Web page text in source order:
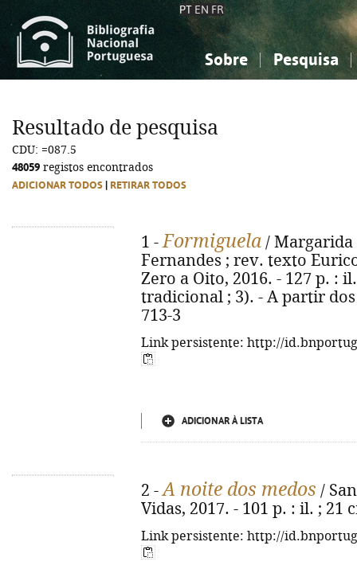
PT EN FR
Sobre Pesquisa
Ciências sociais...
Ciências sociais...
Resultado de pesquisa
CDU: =087.5
48059 registos encontrados
ADICIONAR TODOS RETIRAR TODOS
1 -Formiguela / Margarida
Fernandes ; rev. texto
Zero a Oito, 2016. - 127 p. :
tradicional ; 3). - A partir dos
713-3
Link persistente: http://
ADICIONAR À LISTA
2 -A noite dos medos /
Vidas, 2017. - 101 p. : il. ; 21
Link persistente: http://